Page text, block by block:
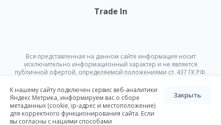
Trade In
Вся представленная на данном сайте информация носит
исключительно информационный характер и не является
публичной офертой, определяемой положениями ст. 437 ГК РФ.
изменена в любое время без предварительного уведомления.
© Nikoliers 2026
Положение об обработке персональных данных
К нашему сайту подключен сервис веб-аналитики
Яндекс Метрика, информируем вас о сборе
метаданных (cookie, ip-адрес и местоположение)
для корректного функционирования сайта. Если
вы согласны с нашими способами
Закрыть